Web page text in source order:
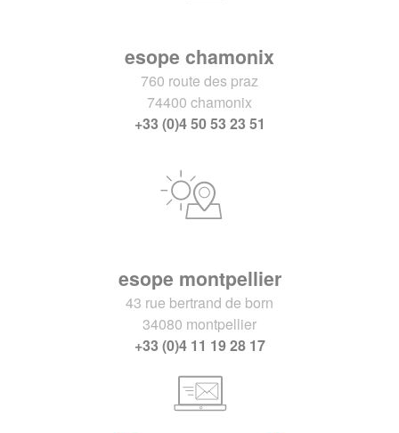
esope chamonix
760 route des praz
74400 chamonix
+33 (0)4 50 53 23 51
esope montpellier
43 rue bertrand de born
34080 montpellier
+33 (0)4 11 19 28 17